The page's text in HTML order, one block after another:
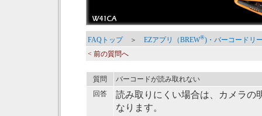
FAQトップ＞ EZアプリ（BREW®)・バーコードリ
< 前の質問へ
質問
バーコードが読み取れない
回答
読み取りにくい場合は、カメラの
なります。